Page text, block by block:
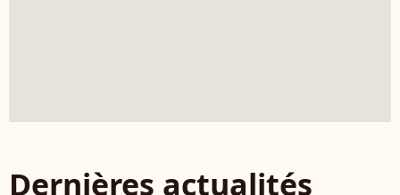
Dernières actualités